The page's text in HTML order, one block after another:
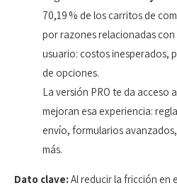
70,19 % de los carritos de
por razones relacionadas
usuario: costos inesperados,
de opciones.
La versión PRO te da acceso
mejoran esa experiencia:
envío, formularios
más.
Dato clave: Al reducir la fricción en